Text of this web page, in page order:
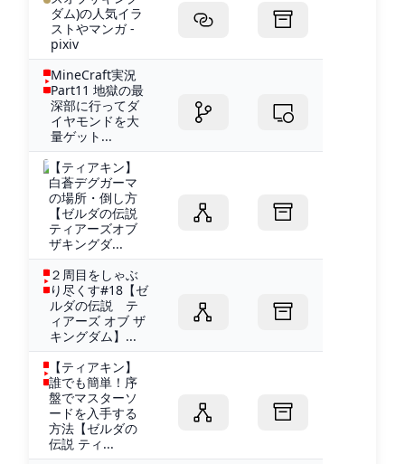
ダム)の人気イラ
ストやマンガ -
pixiv
MineCraft実況
Part11 地獄の最
深部に行ってダ
イヤモンドを大
量ゲット...
【ティアキン】
白蒼デグガーマ
の場所・倒し方
【ゼルダの伝説
ティアーズオブ
ザキングダ...
２周目をしゃぶ
り尽くす#18【ゼ
ルダの伝説 テ
ィアーズ オブ ザ
キングダム】...
【ティアキン】
誰でも簡単！序
盤でマスターソ
ードを入手する
方法【ゼルダの
伝説 ティ...